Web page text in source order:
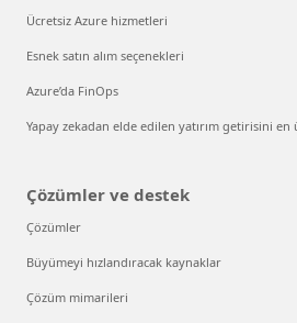
Ücretsiz Azure hizmetleri
Esnek satın alım seçenekleri
Azure’da FinOps
Yapay zekadan elde edilen yatırım getirisini en
Çözümler ve destek
Çözümler
Büyümeyi hızlandıracak kaynaklar
Çözüm mimarileri